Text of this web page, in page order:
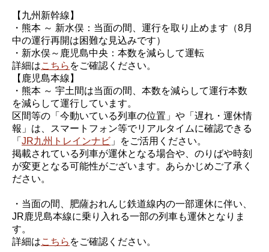
【九州新幹線】
・熊本 ～ 新水俣：当面の間、運行を取り止めます（8月
中の運行再開は困難な見込みです）
・新水俣～鹿児島中央：本数を減らして運転
詳細はこちら をご確認ください。
【鹿児島本線】
・熊本 ～ 宇土間は当面の間、本数を減らして運行本数
を減らして運行しています。
区間等の「今動いている列車の位置」や「遅れ・運休情
報」は、スマートフォン等でリアルタイムに確認できる
「JR九州トレインナビ 」をご活用ください。
掲載されている列車が運休となる場合や、のりばや時刻
が変更となる可能性がございます。あらかじめご了承く
ださい。
・当面の間、肥薩おれんじ鉄道線内の一部運休に伴い、
JR鹿児島本線に乗り入れる一部の列車も運休となりま
す。
詳細はこちら をご確認ください。